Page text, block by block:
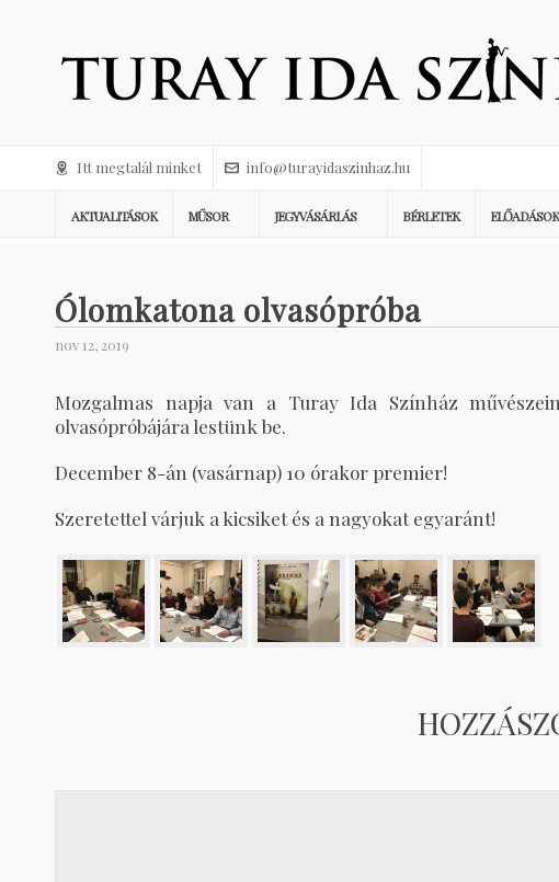
Itt megtalál minket info@turayidaszinhaz.hu
AKTUALITÁSOK MŰSOR JEGYVÁSÁRLÁS BÉRLETEK ELŐADÁSOK
Ólomkatona olvasópróba
nov 12, 2019
Mozgalmas napja van a Turay Ida Színház
olvasópróbájára lestünk be.
December 8-án (vasárnap) 10 órakor premier!
Szeretettel várjuk a kicsiket és a nagyokat egyaránt!